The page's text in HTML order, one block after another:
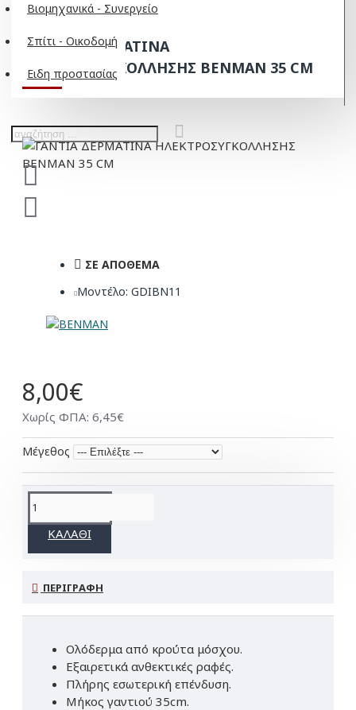
Βιομηχανικά - Συνεργείο
Σπίτι - Οικοδομή
Ειδη προστασίας
ΓΑΝΤΙΑ ΔΕΡΜΑΤΙΝΑ
ΗΛΕΚΤΡΟΣΥΓΚΟΛΛΗΣΗΣ BENMAN 35 CM
ΣΕ ΑΠΌΘΕΜΑ
Μοντέλο: GDIBN11
8,00€
Χωρίς ΦΠΑ: 6,45€
Μέγεθος
ΚΑΛΆΘΙ
ΠΕΡΙΓΡΑΦΉ
Ολόδερμα από κρούτα μόσχου.
Eξαιρετικά ανθεκτικές ραφές.
Πλήρης εσωτερική επένδυση.
Μήκος γαντιού 35cm.